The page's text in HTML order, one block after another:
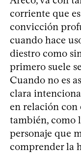
corriente que
convicción
cuando hace
diestro como
primero suele
Cuando no es
clara
en relación con
también, como
personaje que
comprender la